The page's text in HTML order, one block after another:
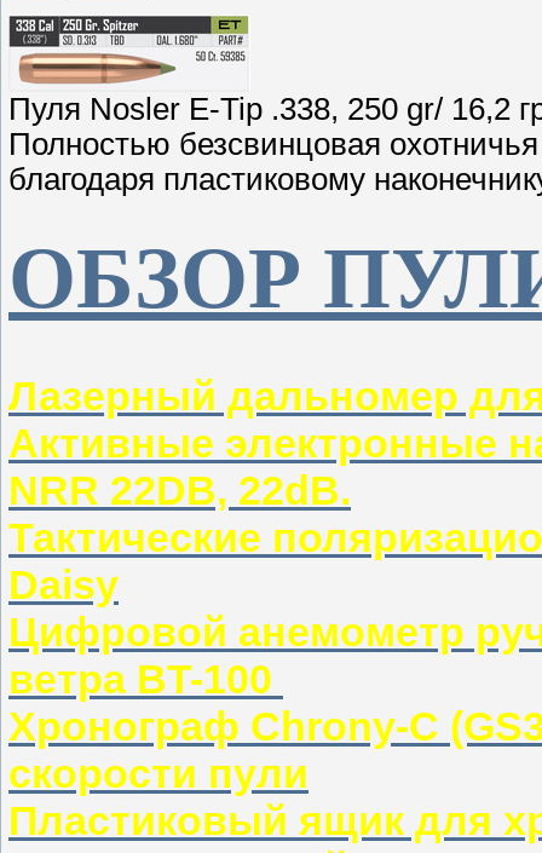
Пуля Nosler E-Tip .338, 250 gr/ 16,2
Полностью безсвинцовая
благодаря пластиковому
ОБЗОР
Лазерный дальномер
Активные электронные
NRR 22DB, 22dB.
Тактические
Daisy
Цифровой анемометр
ветра BT-100
Хронограф Chrony-C
скорости пули
Пластиковый ящик для